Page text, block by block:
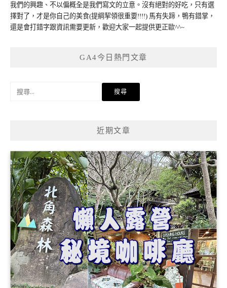
我們的興趣、不以偏概全是我們寫文的立意。沒有絕對的好吃，只有選
擇對了，才是你自己的美食(提綱挈領很重要!!!!) 馬有失蹄，鴨有錯掌，
還是會打錯字跟資訊需要更新，歡迎大家一起提供更正歐^^~
GA4今日熱門文章
近期文章